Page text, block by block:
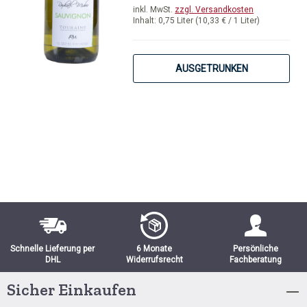
Inhalt: 0,75 Liter (10,33 € / 1 Liter)
inkl. MwSt. zzgl. Versandkosten
AUSGETRUNKEN
Schnelle Lieferung per
DHL
6 Monate
Widerrufsrecht
Persönliche
Fachberatung
Sicher Einkaufen